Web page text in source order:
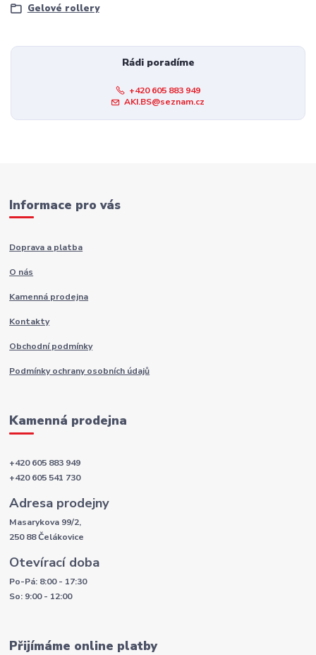
Gelové rollery
Rádi poradíme
+420 605 883 949
AKI.BS@seznam.cz
Informace pro vás
Doprava a platba
O nás
Kamenná prodejna
Kontakty
Obchodní podmínky
Podmínky ochrany osobních údajů
Kamenná prodejna
+420 605 883 949
+420 605 541 730
Adresa prodejny
Masarykova 99/2,
250 88 Čelákovice
Otevírací doba
Po-Pá: 8:00 - 17:30
So: 9:00 - 12:00
Přijímáme online platby